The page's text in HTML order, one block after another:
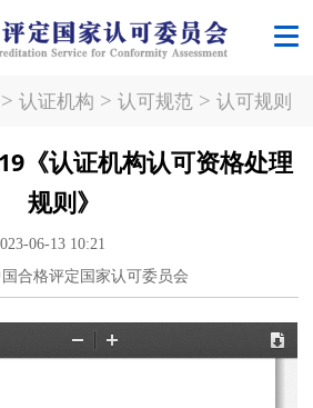
> 认证机构 > 认可规范> 认可规则
《认证机构认可资格处理
规则》
06-13 10:21
合格评定国家认可委员会